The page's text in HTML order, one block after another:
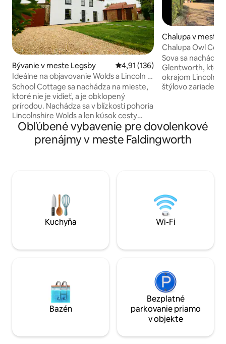
Bývanie v meste Legsby Priemerné ohodnotenie 4,91 z
4,91 (136)
Ideálne na objavovanie Wolds a Lincoln |
Pass The Keys
School Cottage sa nachádza na mieste,
ktoré nie je vidieť, a je obklopený
prírodou. Nachádza sa v blízkosti pohoria
Lincolnshire Wolds a len kúsok cesty
autom od nádherného hlavného mesta
Lincolnshire – Lincolnu!! Naša chalupa,
ktorá bola zrekonštruovaná na
má vlastný príjazd pre niekoľko áut a je
ideálnym útočiskom pre milovníkov
pešej turistiky, cyklistov a milovníkov
Chalupa v meste
h
Chalupa Owl
Sova sa
Glentworth, ktorá
okrajom
štýlovo zariadená
Pozostáva z
recepčných
manželskou
's Inn
Obľúbené vybavenie pre dovolenkové
prenájmy v meste Faldingworth
Kuchyňa Wi-Fi
Bazén
Bezplatné
parkovanie priamo
v objekte